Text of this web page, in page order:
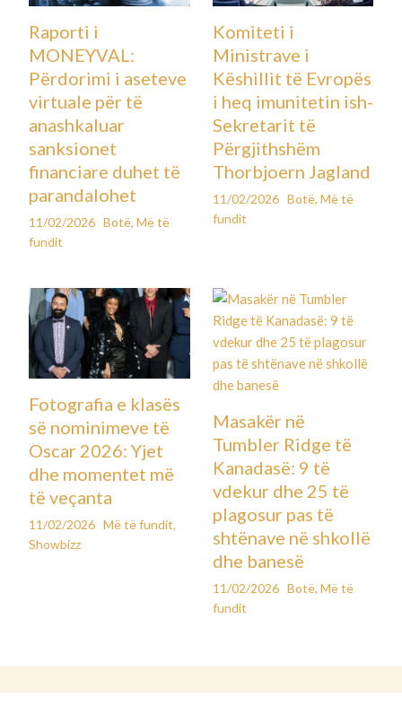
Raporti i
MONEYVAL:
Përdorimi i aseteve
virtuale për të
anashkaluar
sanksionet
financiare duhet të
parandalohet
11/02/2026 Botë,Më të
fundit
Komiteti i
Ministrave i
Këshillit të Evropës
i heq imunitetin ish-
Sekretarit të
Përgjithshëm
Thorbjoern Jagland
11/02/2026 Botë, Më të
fundit
Fotografia e klasës
së nominimeve të
Oscar 2026: Yjet
dhe momentet më
të veçanta
11/02/2026 Më të fundit,
Showbizz
Masakër në
Tumbler Ridge të
Kanadasë: 9 të
vdekur dhe 25 të
plagosur pas të
shtënave në shkollë
dhe banesë
11/02/2026 Botë, Më të
fundit